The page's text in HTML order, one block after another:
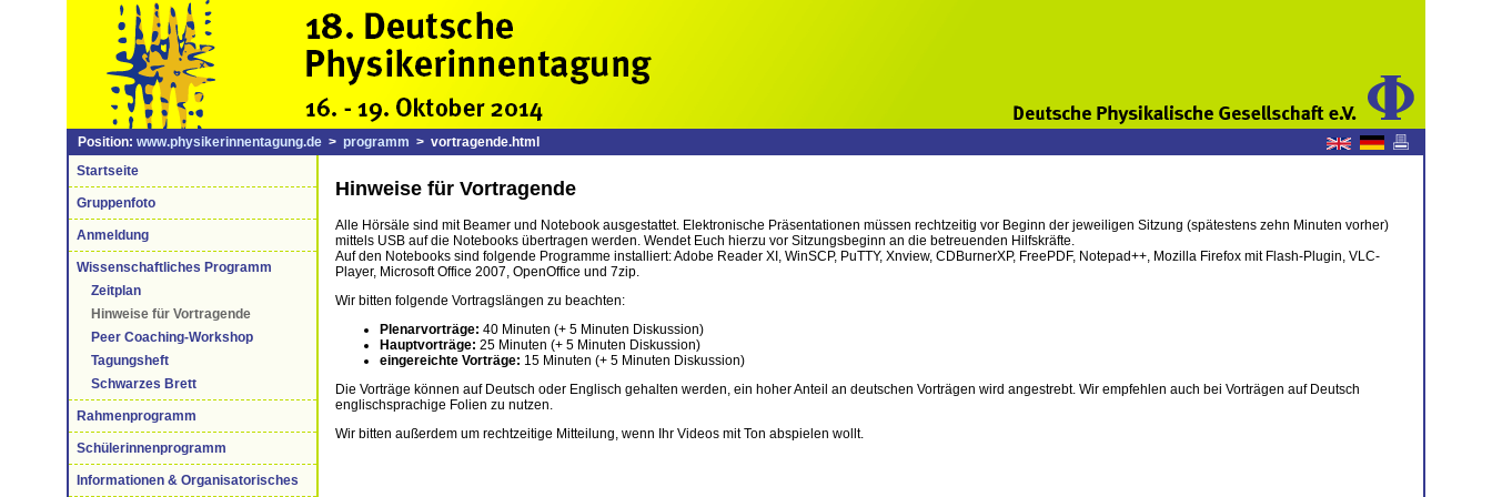
Position: www.physikerinnentagung.de > programm > vortragende.html
Startseite
Gruppenfoto
Anmeldung
Wissenschaftliches Programm
Zeitplan
Hinweise für Vortragende
Peer Coaching-Workshop
Tagungsheft
Schwarzes Brett
Rahmenprogramm
Schülerinnenprogramm
Informationen & Organisatorisches
Hinweise für Vortragende
Alle Hörsäle sind mit Beamer und Notebook ausgestattet. Elektronische Präsentationen müssen rechtzeitig vor Beginn der jeweiligen Sitzung (spätestens zehn Minuten vorher)
mittels USB auf die Notebooks übertragen werden. Wendet Euch hierzu vor Sitzungsbeginn an die betreuenden Hilfskräfte.
Auf den Notebooks sind folgende Programme installiert: Adobe Reader XI, WinSCP, PuTTY, Xnview, CDBurnerXP, FreePDF, Notepad++, Mozilla Firefox mit Flash-Plugin, VLC-
Player, Microsoft Office 2007, OpenOffice und 7zip.
Wir bitten folgende Vortragslängen zu beachten:
Plenarvorträge: 40 Minuten (+ 5 Minuten Diskussion)
Hauptvorträge: 25 Minuten (+ 5 Minuten Diskussion)
eingereichte Vorträge: 15 Minuten (+ 5 Minuten Diskussion)
Die Vorträge können auf Deutsch oder Englisch gehalten werden, ein hoher Anteil an deutschen Vorträgen wird angestrebt. Wir empfehlen auch bei Vorträgen auf Deutsch
englischsprachige Folien zu nutzen.
Wir bitten außerdem um rechtzeitige Mitteilung, wenn Ihr Videos mit Ton abspielen wollt.